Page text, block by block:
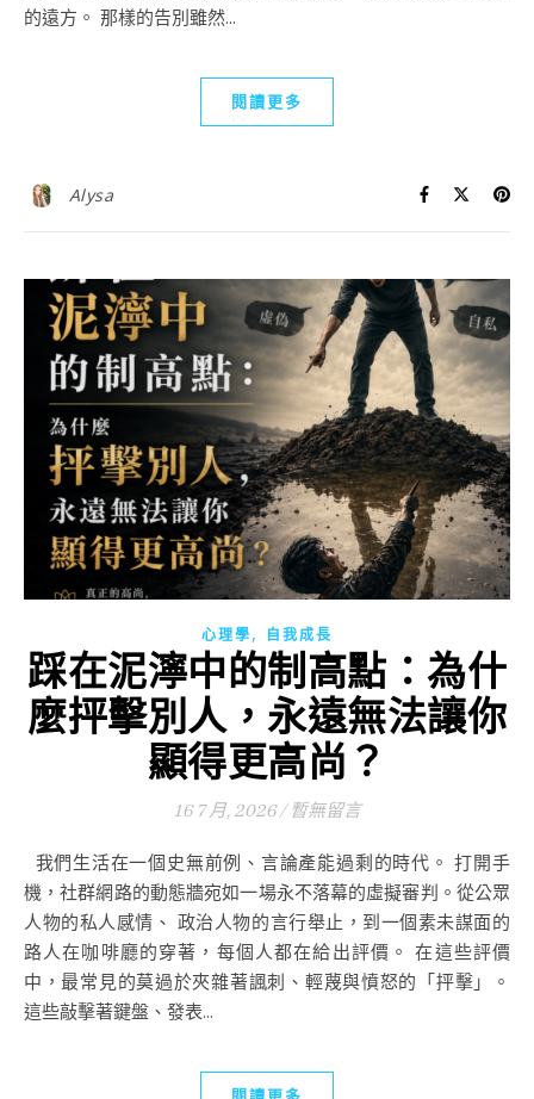
的遠方。 那樣的告別雖然...
閱讀更多
Alysa
心理學, 自我成長
踩在泥濘中的制高點：為什
麼抨擊別人，永遠無法讓你
顯得更高尚？
16 7 月, 2026 / 暫無留言
我們生活在一個史無前例、言論產能過剩的時代。 打開手
機，社群網路的動態牆宛如一場永不落幕的虛擬審判。從公眾
人物的私人感情、 政治人物的言行舉止，到一個素未謀面的
路人在咖啡廳的穿著，每個人都在給出評價。 在這些評價
中，最常見的莫過於夾雜著諷刺、輕蔑與憤怒的「抨擊」。
這些敲擊著鍵盤、發表...